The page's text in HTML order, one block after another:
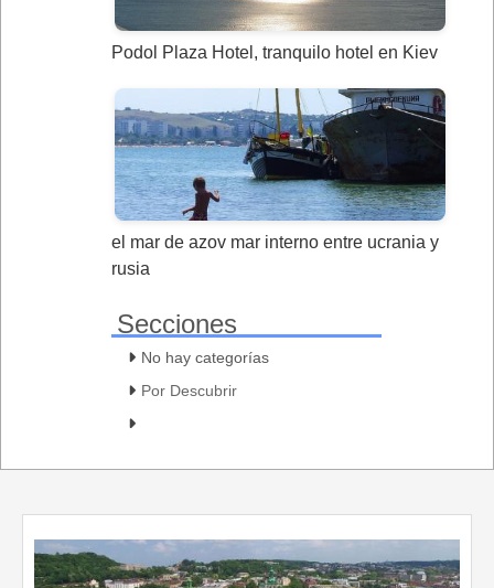
Podol Plaza Hotel, tranquilo hotel en Kiev
el mar de azov mar interno entre ucrania y
rusia
Secciones
No hay categorías
Por Descubrir